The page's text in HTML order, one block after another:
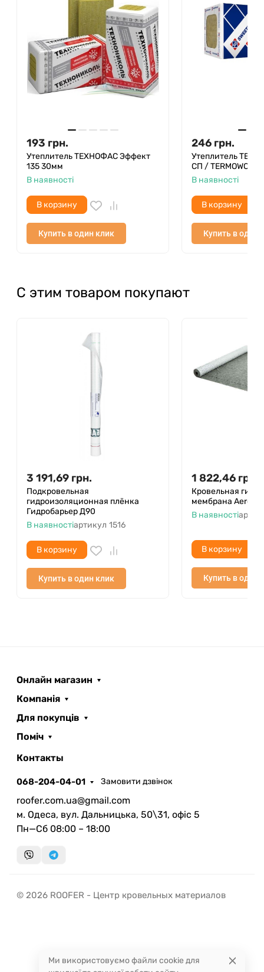
193 грн.
Утеплитель ТЕХНОФАС Эффект
135 30мм
В наявності
В корзину
Купить в один клик
246 грн.
Утеплитель
CП / TERMOWOOL
В наявності
В корзину
Купить в один
С этим товаром покупают
3 191,69 грн.
Подкровельная
гидроизоляционная плёнка
Гидробарьер Д90
В наявностіартикул 1516
В корзину
Купить в один клик
1 822,46 грн.
Кровельная
мембрана
В наявності
В корзину
Купить в один
Онлайн магазин
Компанія
Для покупців
Поміч
Контакты
068-204-04-01 Замовити дзвінок
roofer.com.ua@gmail.com
м. Одеса, вул. Дальницька, 50\31, офіс 5
Пн—Сб 08:00 – 18:00
© 2026 ROOFER - Центр кровельных материалов
Ми використовуємо файли cookie для
миттєвий зворотний виклик